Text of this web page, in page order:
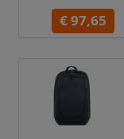
€ 97,65